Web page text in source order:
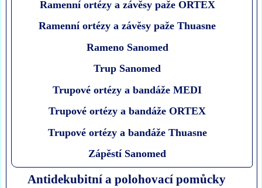
Ramenní ortézy a závěsy paže ORTEX
Ramenní ortézy a závěsy paže Thuasne
Rameno Sanomed
Trup Sanomed
Trupové ortézy a bandáže MEDI
Trupové ortézy a bandáže ORTEX
Trupové ortézy a bandáže Thuasne
Zápěstí Sanomed
Antidekubitní a polohovací pomůcky